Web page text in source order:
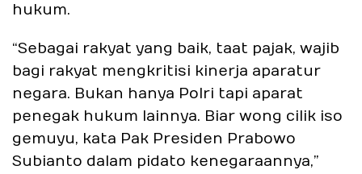
hukum.
“Sebagai rakyat yang baik, taat pajak, wajib
bagi rakyat mengkritisi kinerja aparatur
negara. Bukan hanya Polri tapi aparat
penegak hukum lainnya. Biar wong cilik iso
gemuyu, kata Pak Presiden Prabowo
Subianto dalam pidato kenegaraannya,”